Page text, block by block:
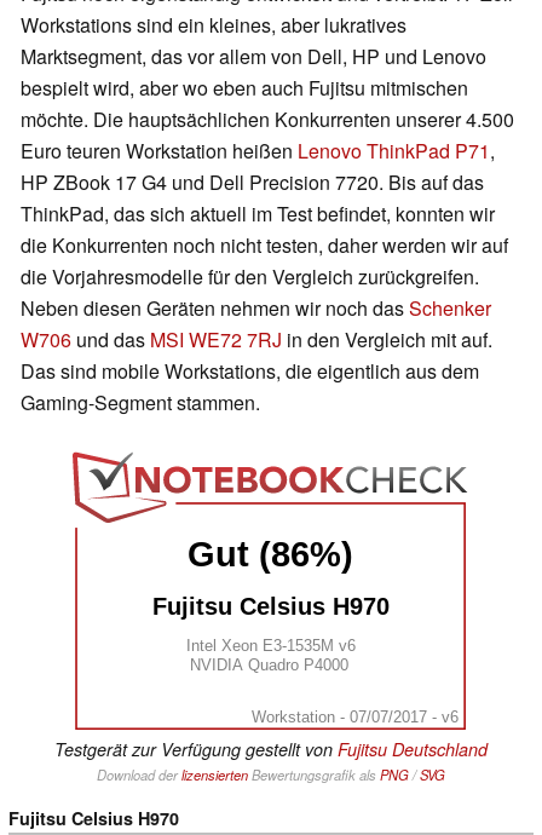
Workstations sind ein kleines, aber lukratives
Marktsegment, das vor allem von Dell, HP und Lenovo
bespielt wird, aber wo eben auch Fujitsu mitmischen
möchte. Die hauptsächlichen Konkurrenten unserer 4.500
Euro teuren Workstation heißen Lenovo ThinkPad P71,
HP ZBook 17 G4 und Dell Precision 7720. Bis auf das
ThinkPad, das sich aktuell im Test befindet, konnten wir
die Konkurrenten noch nicht testen, daher werden wir auf
die Vorjahresmodelle für den Vergleich zurückgreifen.
Neben diesen Geräten nehmen wir noch dasSchenker
W706 und das MSI WE72 7RJ in den Vergleich mit auf.
Das sind mobile Workstations, die eigentlich aus dem
Gaming-Segment stammen.
Gut (86%)
Fujitsu Celsius H970
Intel Xeon E3-1535M v6
NVIDIA Quadro P4000
Workstation - 07/07/2017 - v6
Testgerät zur Verfügung gestellt von Fujitsu Deutschland
Download derlizensiertenBewertungsgrafik als PNG/SVG
Fujitsu Celsius H970